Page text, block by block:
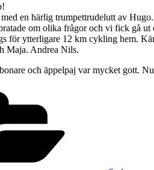
en härlig trumpettrudelutt av
om olika frågor och vi fick gå
för ytterligare 12 km cykling hem.
Maja. Andrea Nils.
och äppelpaj var mycket gott.